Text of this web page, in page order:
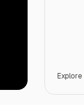
Explore